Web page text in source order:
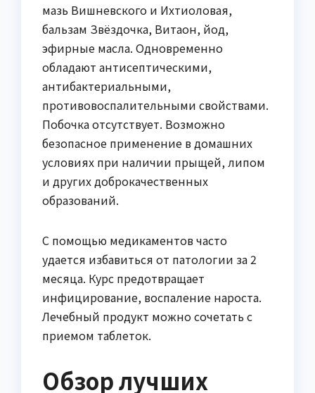
мазь Вишневского и Ихтиоловая,
бальзам Звёздочка, Витаон, йод,
эфирные масла. Одновременно
обладают антисептическими,
антибактериальными,
противовоспалительными свойствами.
Побочка отсутствует. Возможно
безопасное применение в домашних
условиях при наличии прыщей, липом
и других доброкачественных
образований.
С помощью медикаментов часто
удается избавиться от патологии за 2
месяца. Курс предотвращает
инфицирование, воспаление нароста.
Лечебный продукт можно сочетать с
приемом таблеток.
Обзор лучших